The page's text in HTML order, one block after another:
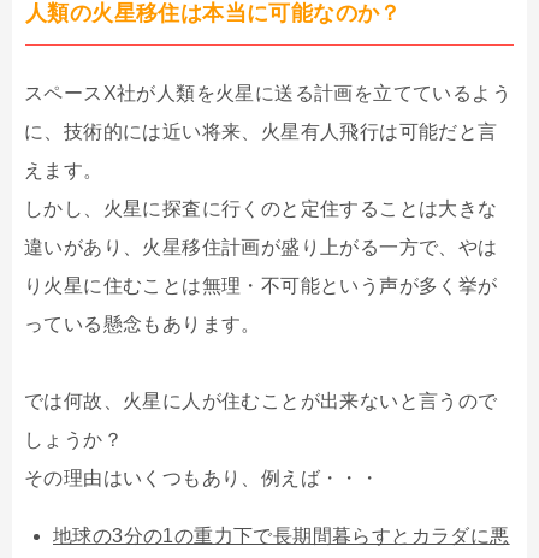
人類の火星移住は本当に可能なのか？
スペースX社が人類を火星に送る計画を立てているよう
に、技術的には近い将来、火星有人飛行は可能だと言
えます。
しかし、火星に探査に行くのと定住することは大きな
違いがあり、火星移住計画が盛り上がる一方で、やは
り火星に住むことは無理・不可能という声が多く挙が
っている懸念もあります。
では何故、火星に人が住むことが出来ないと言うので
しょうか？
その理由はいくつもあり、例えば・・・
地球の3分の1の重力下で長期間暮らすとカラダに悪